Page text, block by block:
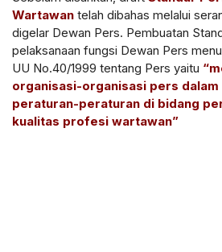
Wartawan telah dibahas melalui
digelar Dewan Pers. Pembuatan
pelaksanaan fungsi Dewan Pers
UU No.40/1999 tentang Pers yaitu
organisasi-organisasi pers dalam
peraturan-peraturan di bidang
kualitas profesi wartawan”